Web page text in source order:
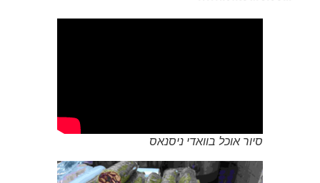
סיור אוכל בוואדי ניסנאס